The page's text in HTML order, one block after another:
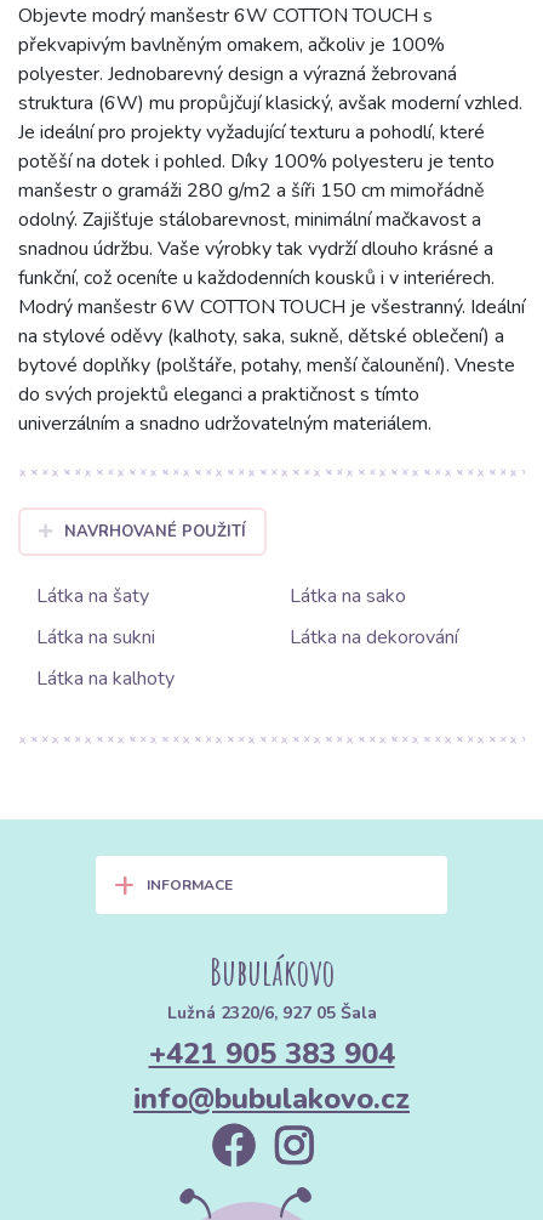
Objevte modrý manšestr 6W COTTON TOUCH s
překvapivým bavlněným omakem, ačkoliv je 100%
polyester. Jednobarevný design a výrazná žebrovaná
struktura (6W) mu propůjčují klasický, avšak moderní vzhled.
Je ideální pro projekty vyžadující texturu a pohodlí, které
potěší na dotek i pohled. Díky 100% polyesteru je tento
manšestr o gramáži 280 g/m2 a šíři 150 cm mimořádně
odolný. Zajišťuje stálobarevnost, minimální mačkavost a
snadnou údržbu. Vaše výrobky tak vydrží dlouho krásné a
funkční, což oceníte u každodenních kousků i v interiérech.
Modrý manšestr 6W COTTON TOUCH je všestranný. Ideální
na stylové oděvy (kalhoty, saka, sukně, dětské oblečení) a
bytové doplňky (polštáře, potahy, menší čalounění). Vneste
do svých projektů eleganci a praktičnost s tímto
univerzálním a snadno udržovatelným materiálem.
NAVRHOVANÉ POUŽITÍ
Látka na šaty
Látka na sako
Látka na sukni
Látka na dekorování
Látka na kalhoty
+ INFORMACE
Bubulákovo
Lužná 2320/6, 927 05 Šala
+421 905 383 904
info@bubulakovo.cz